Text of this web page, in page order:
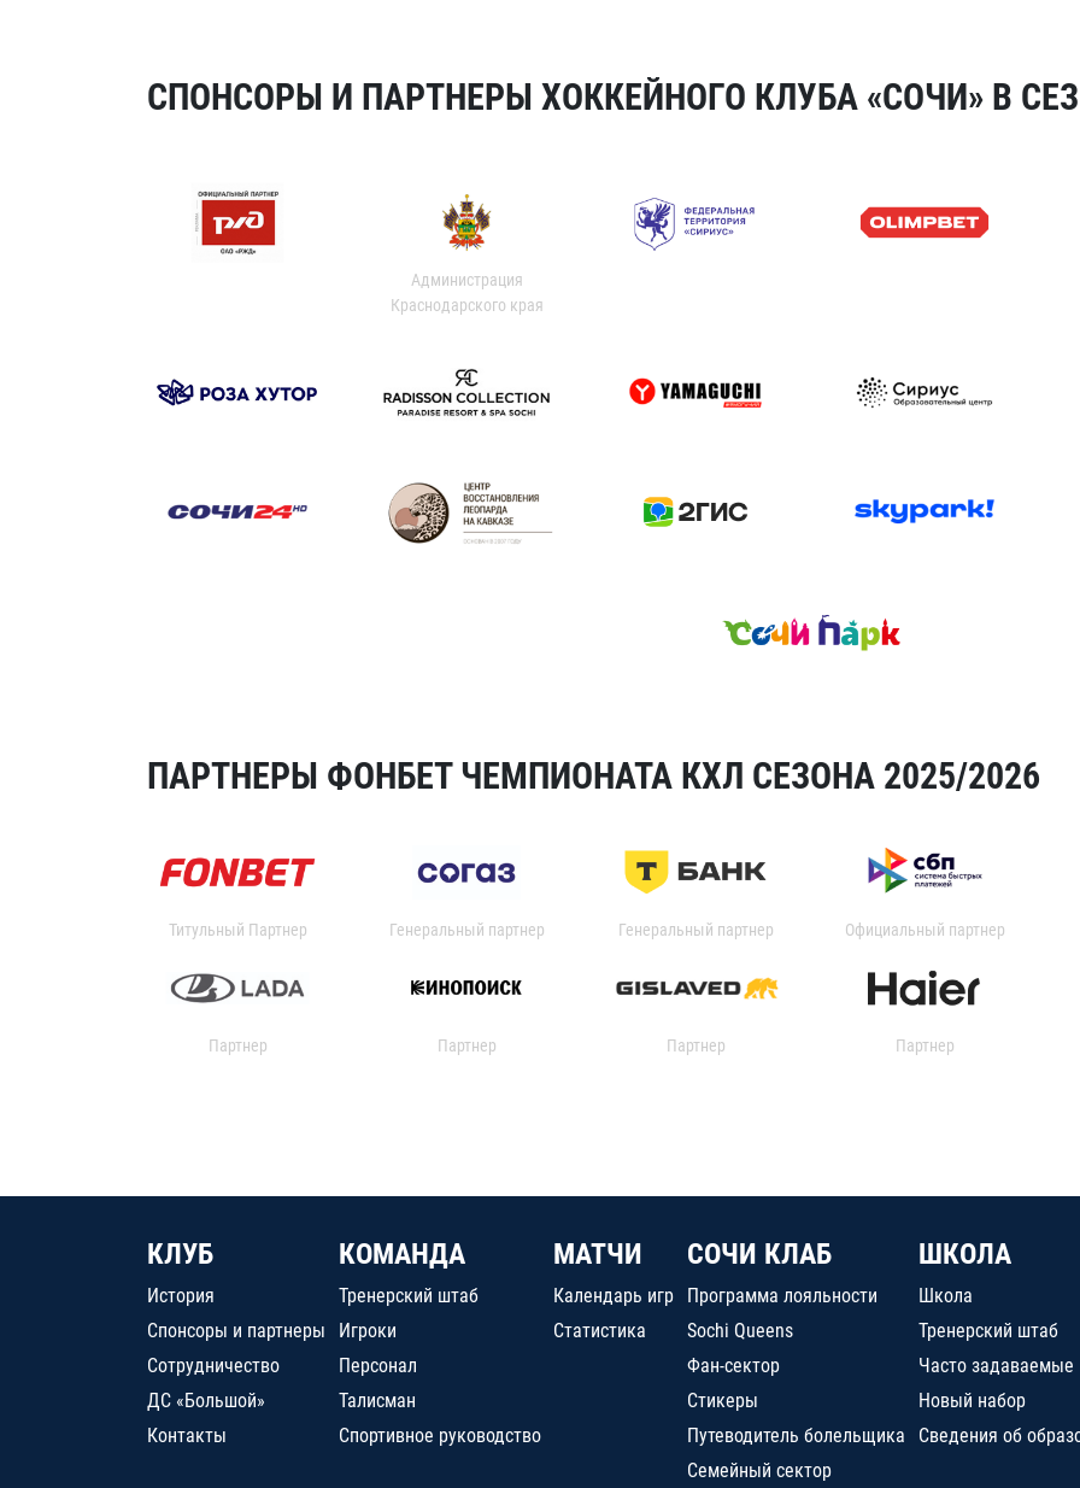
СПОНСОРЫ И ПАРТНЕРЫ ХОККЕЙНОГО КЛУБА «СОЧИ» В
Администрация
Краснодарского края
ПАРТНЕРЫ ФОНБЕТ ЧЕМПИОНАТА КХЛ СЕЗОНА 2025/2026
Титульный Партнер Генеральный партнер Генеральный партнер Официальный партнер
Партнер Партнер Партнер Партнер
КЛУБ
История
Спонсоры и партнеры
Сотрудничество
ДС «Большой»
Контакты
КОМАНДА
Тренерский штаб
Игроки
Персонал
Талисман
Спортивное руководство
МАТЧИ
Календарь игр
Статистика
СОЧИ КЛАБ
Программа лояльности
Sochi Queens
Фан-сектор
Стикеры
Путеводитель болельщика
Семейный сектор
ШКОЛА
Школа
Тренерский штаб
Часто задаваемые
Новый набор
Сведения об